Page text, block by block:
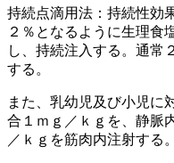
持続点滴用法：持続性効
２％となるように生理食
し、持続注入する。通常
する。
また、乳幼児及び小児に
合１ｍｇ／ｋｇを、静脈
／ｋｇを筋肉内注射する。